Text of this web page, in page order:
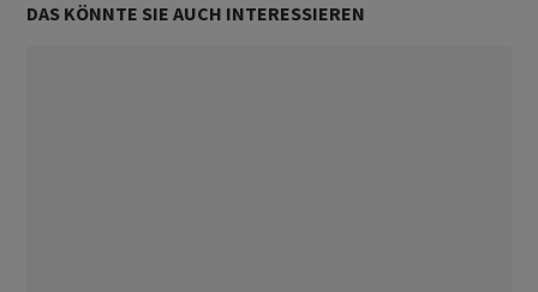
DAS KÖNNTE SIE AUCH INTERESSIEREN